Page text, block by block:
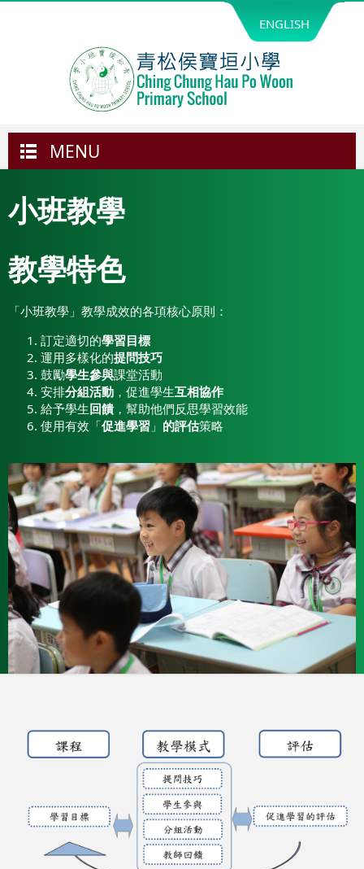
ENGLISH
MENU
小班教學
教學特色
「小班教學」教學成效的各項核心原則：
訂定適切的學習目標
運用多樣化的提問技巧
鼓勵學生參與課堂活動
安排分組活動 ，促進學生互相協作
給予學生回饋，幫助他們反思學習效能
使用有效「促進學習 」 的評估策略